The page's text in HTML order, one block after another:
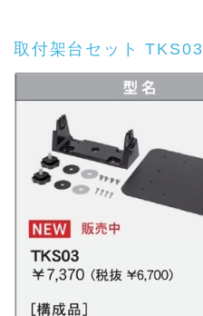
取付架台セット TKS03